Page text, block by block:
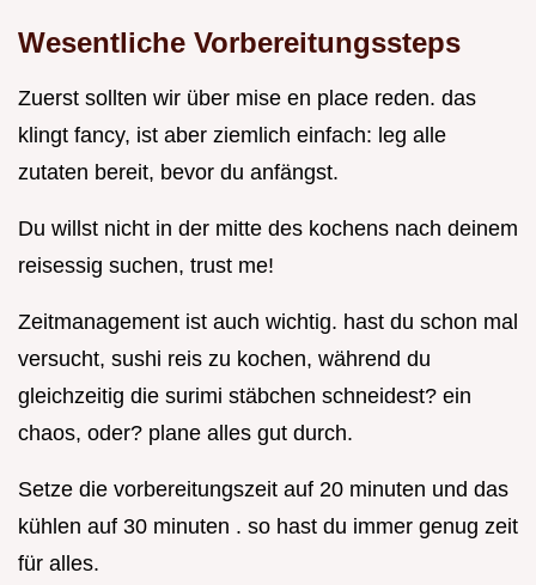
Wesentliche Vorbereitungssteps
Zuerst sollten wir über mise en place reden. das
klingt fancy, ist aber ziemlich einfach: leg alle
zutaten bereit, bevor du anfängst.
Du willst nicht in der mitte des kochens nach deinem
reisessig suchen, trust me!
Zeitmanagement ist auch wichtig. hast du schon mal
versucht, sushi reis zu kochen, während du
gleichzeitig die surimi stäbchen schneidest? ein
chaos, oder? plane alles gut durch.
Setze die vorbereitungszeit auf 20 minuten und das
kühlen auf 30 minuten . so hast du immer genug zeit
für alles.